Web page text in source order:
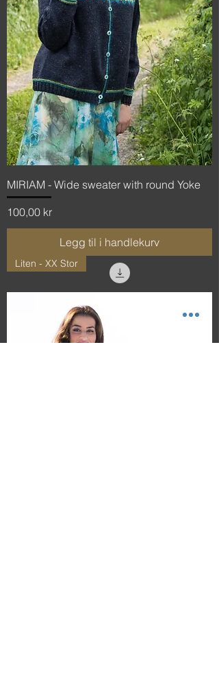
MIRIAM - Wide sweater with round Yoke
Pris
100,00 kr
Legg til i handlekurv
Liten - XX Stor